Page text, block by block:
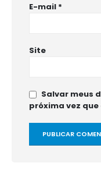
E-mail *
Site
Salvar meus
próxima vez